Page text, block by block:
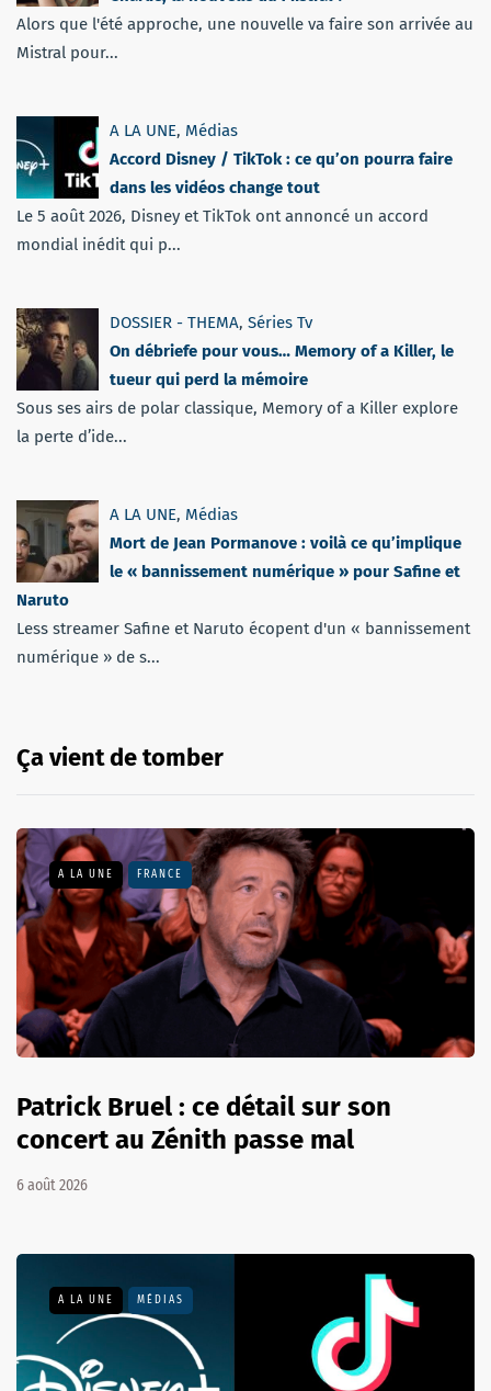
Alors que l'été approche, une nouvelle va faire son arrivée au
Mistral pour...
A LA UNE, Médias
Accord Disney / TikTok : ce qu’on pourra faire
dans les vidéos change tout
Le 5 août 2026, Disney et TikTok ont annoncé un accord
mondial inédit qui p...
DOSSIER - THEMA, Séries Tv
On débriefe pour vous… Memory of a Killer, le
tueur qui perd la mémoire
Sous ses airs de polar classique, Memory of a Killer explore
la perte d’ide...
A LA UNE, Médias
Mort de Jean Pormanove : voilà ce qu’implique
le « bannissement numérique » pour Safine et
Naruto
Less streamer Safine et Naruto écopent d'un « bannissement
numérique » de s...
Ça vient de tomber
A LA UNE FRANCE
Patrick Bruel : ce détail sur son
concert au Zénith passe mal
6 août 2026
A LA UNE MÉDIAS